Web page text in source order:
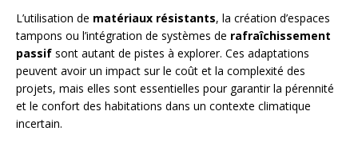
L’utilisation de matériaux résistants, la création d’espaces
tampons ou l’intégration de systèmes de rafraîchissement
passif sont autant de pistes à explorer. Ces adaptations
peuvent avoir un impact sur le coût et la complexité des
projets, mais elles sont essentielles pour garantir la pérennité
et le confort des habitations dans un contexte climatique
incertain.